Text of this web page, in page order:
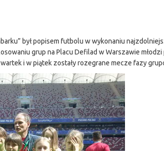
był popisem futbolu w wykonaniu
grup na Placu Defilad w Warszawie młodzi
i w piątek zostały rozegrane mecze fazy